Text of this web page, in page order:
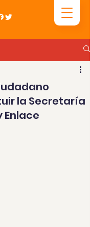
la Secretaría
Enlace